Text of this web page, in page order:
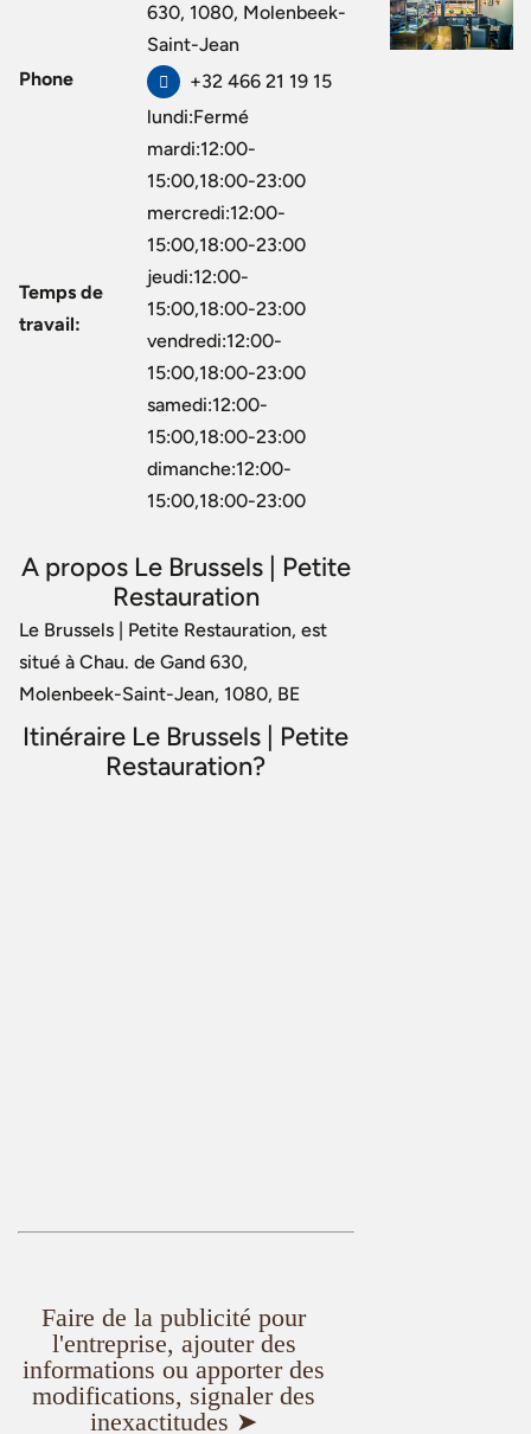
630, 1080, Molenbeek-
Saint-Jean
Phone
+32 466 21 19 15
Temps de
travail:
lundi:Fermé
mardi:12:00-
15:00,18:00-23:00
mercredi:12:00-
15:00,18:00-23:00
jeudi:12:00-
15:00,18:00-23:00
vendredi:12:00-
15:00,18:00-23:00
samedi:12:00-
15:00,18:00-23:00
dimanche:12:00-
15:00,18:00-23:00
A propos Le Brussels | Petite
Restauration
Le Brussels | Petite Restauration, est
situé à Chau. de Gand 630,
Molenbeek-Saint-Jean, 1080, BE
Itinéraire Le Brussels | Petite
Restauration?
Faire de la publicité pour
l'entreprise, ajouter des
informations ou apporter des
modifications, signaler des
inexactitudes ➤